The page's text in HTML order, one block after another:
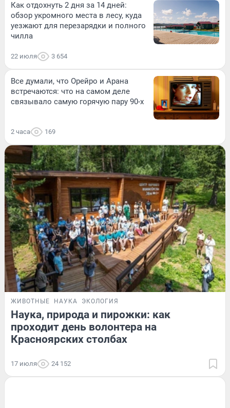
Как отдохнуть 2 дня за 14 дней:
обзор укромного места в лесу, куда
уезжают для перезарядки и полного
чилла
22 июля 3 654
Все думали, что Орейро и Арана
встречаются: что на самом деле
связывало самую горячую пару 90-х
2 часа 169
ЖИВОТНЫЕ НАУКА ЭКОЛОГИЯ
Наука, природа и пирожки: как
проходит день волонтера на
Красноярских столбах
17 июля 24 152